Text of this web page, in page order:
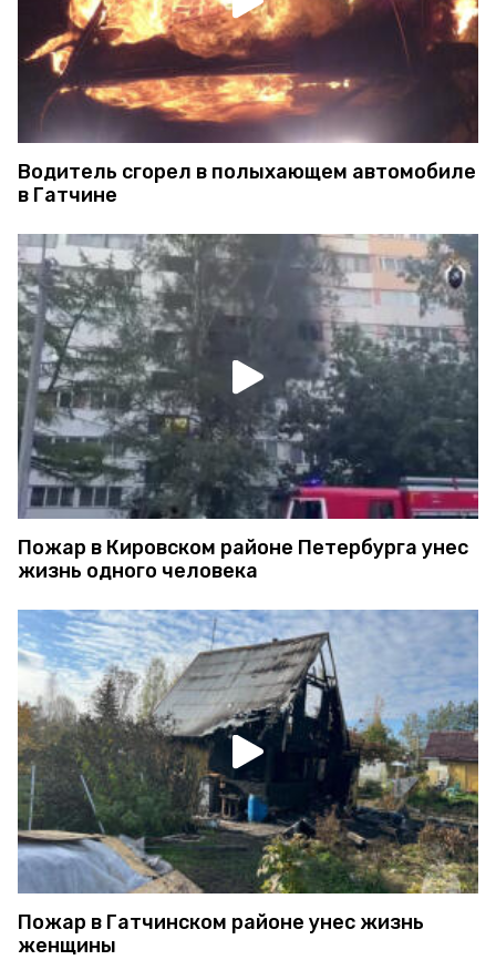
Водитель сгорел в полыхающем автомобиле
в Гатчине
Пожар в Кировском районе Петербурга унес
жизнь одного человека
Пожар в Гатчинском районе унес жизнь
женщины